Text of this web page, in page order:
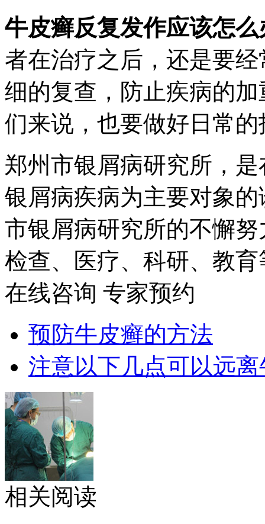
牛皮癣反复发作应该怎么
者在治疗之后，还是要
细的复查，防止疾病的
们来说，也要做好日常
郑州市银屑病研究所，
银屑病疾病为主要对象
市银屑病研究所的不懈
检查、医疗、科研、教育
在线咨询 专家预约
预防牛皮癣的方法
注意以下几点可以远
相关阅读